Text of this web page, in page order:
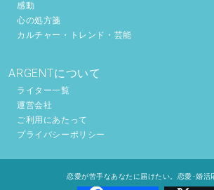
感動
心の処方箋
カルチャー・トレンド・芸能
ARGENTについて
ライター一覧
運営会社
ご利用にあたって
プライバシーポリシー
恋愛が苦手なあなたに届けたい。恋愛･婚活